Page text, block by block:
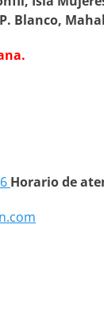
Blanco,
Horario de